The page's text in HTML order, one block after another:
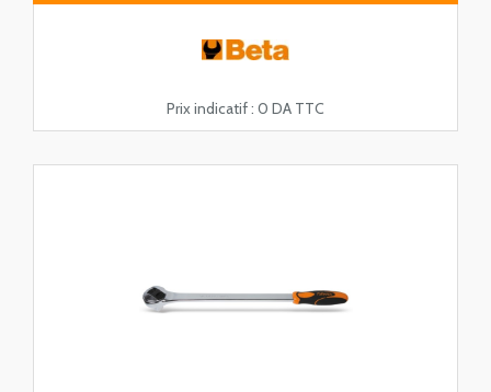
Prix indicatif : 0 DA TTC